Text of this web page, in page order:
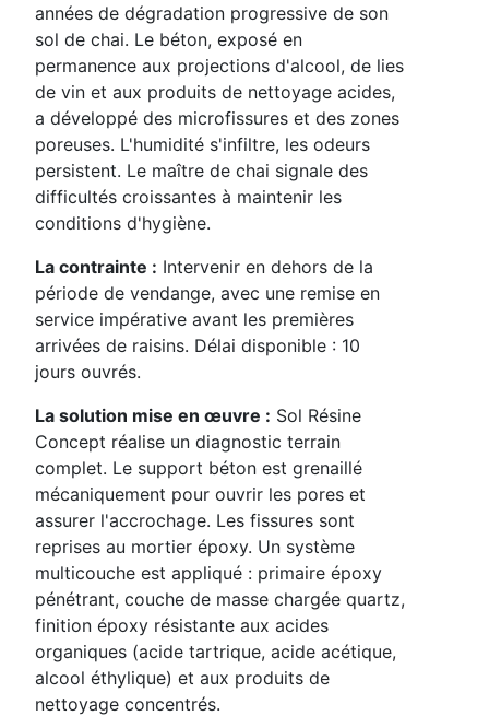
années de dégradation progressive de son
sol de chai. Le béton, exposé en
permanence aux projections d'alcool, de lies
de vin et aux produits de nettoyage acides,
a développé des microfissures et des zones
poreuses. L'humidité s'infiltre, les odeurs
persistent. Le maître de chai signale des
difficultés croissantes à maintenir les
conditions d'hygiène.
La contrainte : Intervenir en dehors de la
période de vendange, avec une remise en
service impérative avant les premières
arrivées de raisins. Délai disponible : 10
jours ouvrés.
La solution mise en œuvre : Sol Résine
Concept réalise un diagnostic terrain
complet. Le support béton est grenaillé
mécaniquement pour ouvrir les pores et
assurer l'accrochage. Les fissures sont
reprises au mortier époxy. Un système
multicouche est appliqué : primaire époxy
pénétrant, couche de masse chargée quartz,
finition époxy résistante aux acides
organiques (acide tartrique, acide acétique,
alcool éthylique) et aux produits de
nettoyage concentrés.